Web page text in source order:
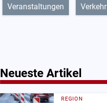
Veranstaltungen Verkehr
Neueste Artikel
REGION